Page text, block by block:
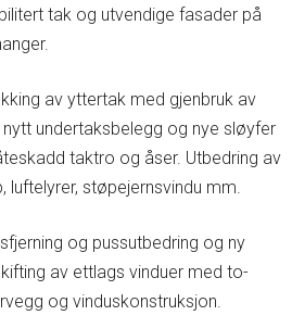
tak og utvendige fasader på
av yttertak med gjenbruk av
undertaksbelegg og nye sløyfer
taktro og åser. Utbedring av
luftelyrer, støpejernsvindu mm.
og pussutbedring og ny
av ettlags vinduer med to-
og vinduskonstruksjon.